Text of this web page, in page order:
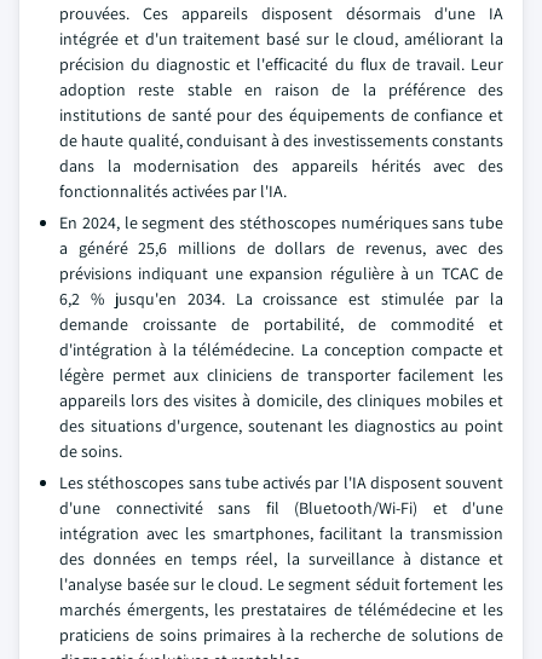
prouvées. Ces appareils disposent désormais d'une IA
intégrée et d'un traitement basé sur le cloud, améliorant la
précision du diagnostic et l'efficacité du flux de travail. Leur
adoption reste stable en raison de la préférence des
institutions de santé pour des équipements de confiance et
de haute qualité, conduisant à des investissements constants
dans la modernisation des appareils hérités avec des
fonctionnalités activées par l'IA.
En 2024, le segment des stéthoscopes numériques sans tube
a généré 25,6 millions de dollars de revenus, avec des
prévisions indiquant une expansion régulière à un TCAC de
6,2 % jusqu'en 2034. La croissance est stimulée par la
demande croissante de portabilité, de commodité et
d'intégration à la télémédecine. La conception compacte et
légère permet aux cliniciens de transporter facilement les
appareils lors des visites à domicile, des cliniques mobiles et
des situations d'urgence, soutenant les diagnostics au point
de soins.
Les stéthoscopes sans tube activés par l'IA disposent souvent
d'une connectivité sans fil (Bluetooth/Wi-Fi) et d'une
intégration avec les smartphones, facilitant la transmission
des données en temps réel, la surveillance à distance et
l'analyse basée sur le cloud. Le segment séduit fortement les
marchés émergents, les prestataires de télémédecine et les
praticiens de soins primaires à la recherche de solutions de